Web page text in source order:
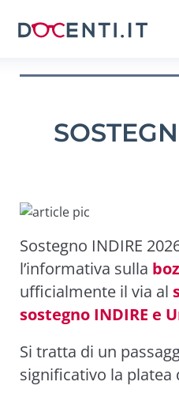
Sostegno INDIRE
l’informativa sulla
ufficialmente il via al
sostegno INDIRE e
Si tratta di un
significativo la platea